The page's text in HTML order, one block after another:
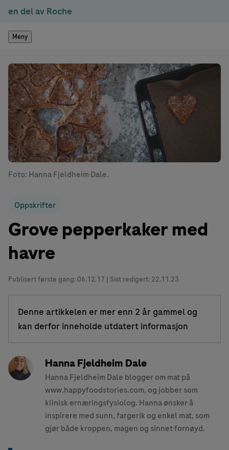
en del av Roche
Meny
Foto: Hanna Fjeldheim Dale.
Oppskrifter
Grove pepperkaker med
havre
Publisert første gang: 06.12.17 | Sist redigert: 22.11.23
Denne artikkelen er mer enn 2 år gammel og
kan derfor inneholde utdatert informasjon
Hanna Fjeldheim Dale
Hanna Fjeldheim Dale blogger om mat på
www.happyfoodstories.com, og jobber som
klinisk ernæringsfysiolog. Hanna ønsker å
inspirere med sunn, fargerik og enkel mat, som
gjør både kroppen, magen og sinnet fornøyd.